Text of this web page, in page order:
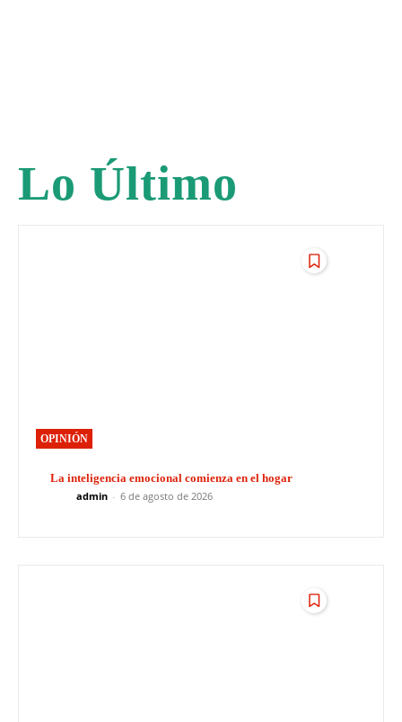
Lo Último
OPINIÓN
La inteligencia emocional comienza en el hogar
admin - 6 de agosto de 2026